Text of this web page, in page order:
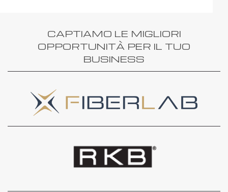
CAPTIAMO LE MIGLIORI
OPPORTUNITÀ PER IL TUO
BUSINESS